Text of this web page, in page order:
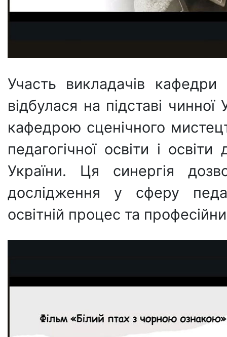
Участь викладачів
відбулася на підставі
кафедрою сценічного
педагогічної освіти і
України. Ця синергія
дослідження у сферу
освітній процес та